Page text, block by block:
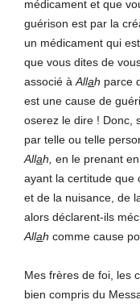
médicament et que
guérison est par la
un médicament qui
que vous dites de
associé à Allah parce
est une cause de
oserez le dire ! Donc,
par telle ou telle
Allah, en le prenant
ayant la certitude que
et de la nuisance, de
alors déclarent-ils
Allah comme cause
Mes frères de foi, les
bien compris du